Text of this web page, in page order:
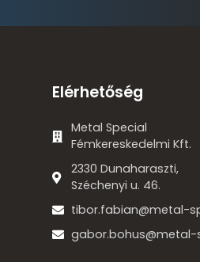
Elérhetőség
Metal Special
Fémkereskedelmi Kft.
2330 Dunaharaszti,
Széchenyi u. 46.
tibor.fabian@metal-